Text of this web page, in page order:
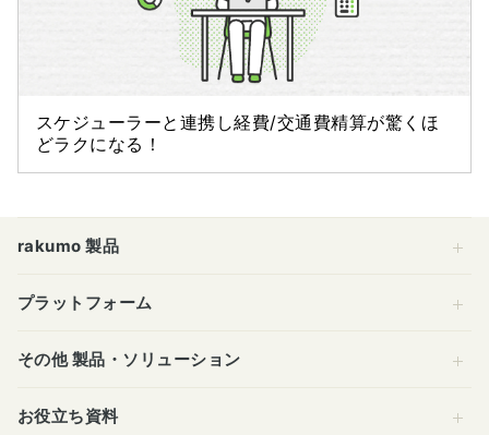
スケジューラーと連携し経費/交通費精算が驚くほ
どラクになる！
rakumo 製品
プラットフォーム
その他 製品・ソリューション
お役立ち資料